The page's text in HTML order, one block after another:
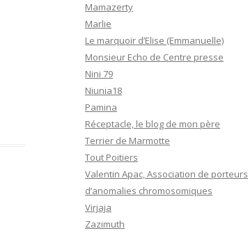
Mamazerty
Marlie
Le marquoir d’Elise (Emmanuelle)
Monsieur Echo de Centre presse
Nini 79
Niunia18
Pamina
Réceptacle, le blog de mon père
Terrier de Marmotte
Tout Poitiers
Valentin Apac, Association de porteurs
d’anomalies chromosomiques
Virjaja
Zazimuth